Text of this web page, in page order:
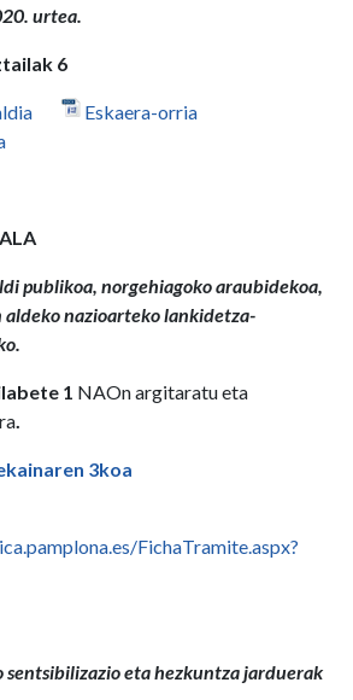
urtea.
6
Eskaera-orria
publikoa, norgehiagoko araubidekoa,
nazioarteko lankidetza-
1 NAOn argitaratu eta
.
3koa
FichaTramite.aspx?
sentsibilizazio eta hezkuntza jarduerak